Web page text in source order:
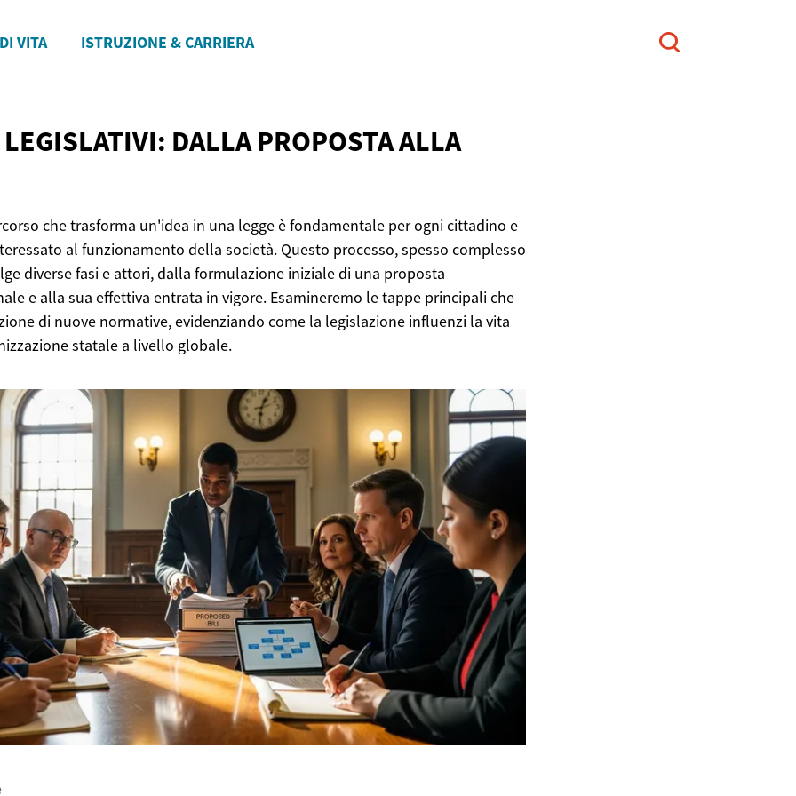
VITA ISTRUZIONE & CARRIERA
DALLA PROPOSTAALLA
che trasforma un'idea in una legge è fondamentale per ogni cittadino e
al funzionamento della società. Questo processo, spesso complesso
diverse fasi e attori, dalla formulazione iniziale di una proposta
e alla sua effettiva entrata in vigore. Esamineremo le tappe principali che
di nuove normative, evidenziando come la legislazione influenzi la vita
statale a livello globale.